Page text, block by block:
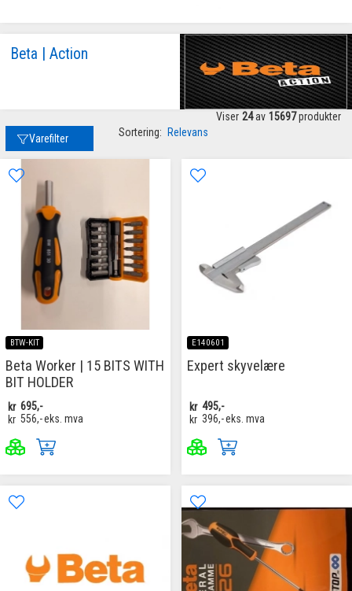
Beta | Action
Varefilter Sortering: Relevans
Viser 24 av 15697 produkter
BTW-KIT
Beta Worker | 15 BITS WITH
BIT HOLDER
kr 695,-
kr 556,-eks. mva
E140601
Expert skyvelære
kr 495,-
kr 396,-eks. mva